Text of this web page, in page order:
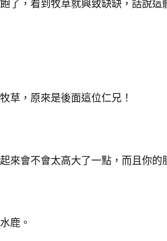
了，看到牧草就興致缺缺，話說這
草，原來是後面這位仁兄！
來會不會太高大了一點，而且你的
鹿。